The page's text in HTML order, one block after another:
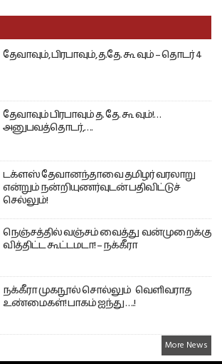
தேவாவும், பிரபாவும், த.தே. கூ வும் – தொடர் 4
தேவாவும் பிரபாவும் த. தே. கூ வும்!…
அனுபவத்தொடர்,….
டக்ளஸ் தேவானந்தாவை தமிழர் வரலாறு
என்றும் நன்றியுணர்வுடன் பதிவிட்டுச்
செல்லும்!
நெஞ்சத்தில் வஞ்சம் வைத்து வன்முறைக்கு
வித்திட்ட கூட்டமடா! – நக்கீரா
நக்கீரா முகநூல் சொல்லும் வெளிவராத
உண்மைகள்! பாகம் ஐந்து ….!
More News